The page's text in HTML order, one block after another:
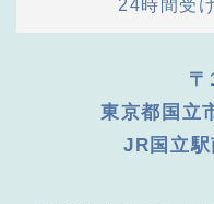
24時間受
東京都国立
JR国立